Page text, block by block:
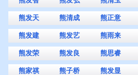
熊发天 熊清成 熊正意
熊发建 熊发艺 熊雨来
熊发荣 熊发良 熊思睿
熊家祺 熊子桥 熊发显